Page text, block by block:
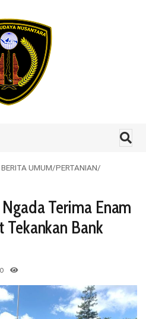
BERITA UMUM/PERTANIAN/
Terima Enam
Tekankan Bank